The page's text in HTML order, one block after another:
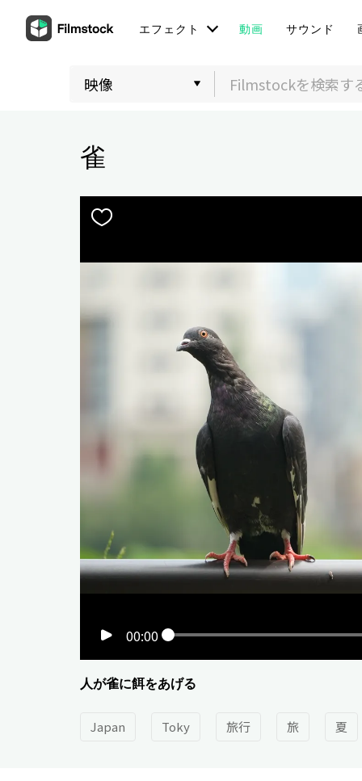
エフェクト 動画 サウンド
雀
00:00
人が雀に餌をあげる
Japan Toky 旅行 旅 夏